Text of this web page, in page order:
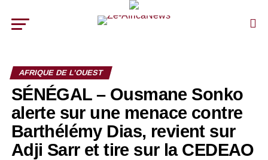
AFRIQUE DE L’OUEST
SÉNÉGAL – Ousmane Sonko
alerte sur une menace contre
Barthélémy Dias, revient sur
Adji Sarr et tire sur la CEDEAO